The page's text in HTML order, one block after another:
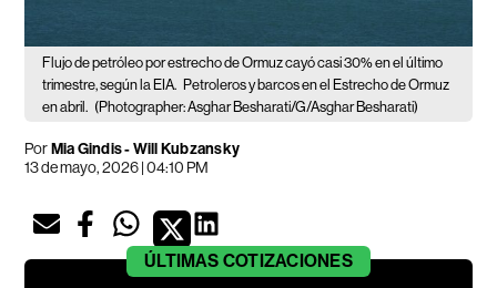
Flujo de petróleo por estrecho de Ormuz cayó casi 30% en el último
trimestre, según la EIA. Petroleros y barcos en el Estrecho de Ormuz
en abril. (Photographer: Asghar Besharati/G/Asghar Besharati)
PorMia Gindis - Will Kubzansky
13 de mayo, 2026 | 04:10 PM
ÚLTIMAS COTIZACIONES